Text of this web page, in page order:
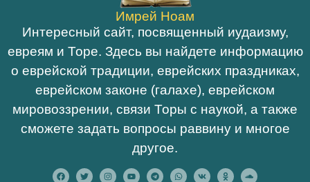
Имрей Ноам
Интересный сайт, посвященный иудаизму,
евреям и Торе. Здесь вы найдете информацию
о еврейской традиции, еврейских праздниках,
еврейском законе (галахе), еврейском
мировоззрении, связи Торы с наукой, а также
сможете задать вопросы раввину и многое
другое.